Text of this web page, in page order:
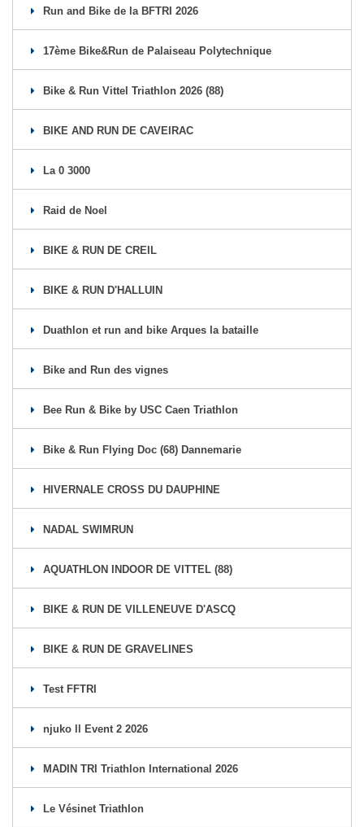
Run and Bike de la BFTRI 2026
17ème Bike&Run de Palaiseau Polytechnique
Bike & Run Vittel Triathlon 2026 (88)
BIKE AND RUN DE CAVEIRAC
La 0 3000
Raid de Noel
BIKE & RUN DE CREIL
BIKE & RUN D'HALLUIN
Duathlon et run and bike Arques la bataille
Bike and Run des vignes
Bee Run & Bike by USC Caen Triathlon
Bike & Run Flying Doc (68) Dannemarie
HIVERNALE CROSS DU DAUPHINE
NADAL SWIMRUN
AQUATHLON INDOOR DE VITTEL (88)
BIKE & RUN DE VILLENEUVE D'ASCQ
BIKE & RUN DE GRAVELINES
Test FFTRI
njuko ll Event 2 2026
MADIN TRI Triathlon International 2026
Le Vésinet Triathlon